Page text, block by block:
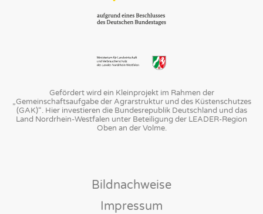
Gefördert wird ein Kleinprojekt im Rahmen der
„Gemeinschaftsaufgabe der Agrarstruktur und des Küstenschutzes
(GAK)“. Hier investieren die Bundesrepublik Deutschland und das
Land Nordrhein-Westfalen unter Beteiligung der LEADER-Region
Oben an der Volme.
Navigation
überspringen
Bildnachweise
Impressum